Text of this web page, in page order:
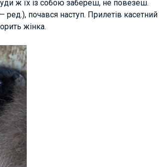
ж їх із собою забереш, не повезеш.
почався наступ. Прилетів касетний
жінка.